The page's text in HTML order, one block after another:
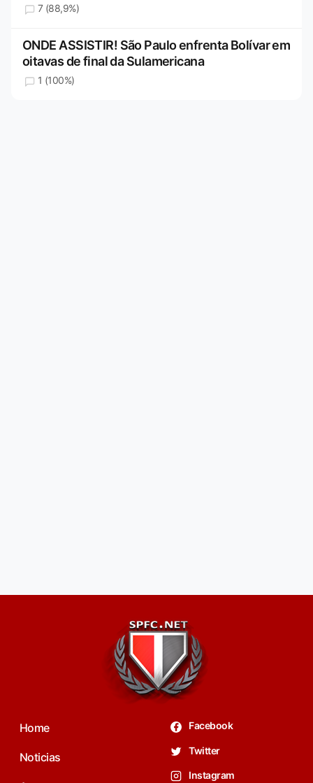
7 (88,9%)
ONDE ASSISTIR! São Paulo enfrenta Bolívar em
oitavas de final da Sulamericana
1 (100%)
Home
Noticias
Facebook
Twitter
Instagram